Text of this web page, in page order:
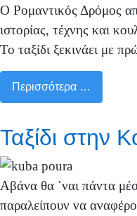
Ο Ρομαντικός Δρόμος
ιστορίας, τέχνης και
Το ταξίδι ξεκινάει με
Περισσότερα …
Ταξίδι στην
Αβάνα θα ΄ναι πάντα
παραλείπουν να